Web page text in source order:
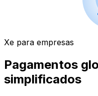
Xe para empresas
Pagamentos
simplificados